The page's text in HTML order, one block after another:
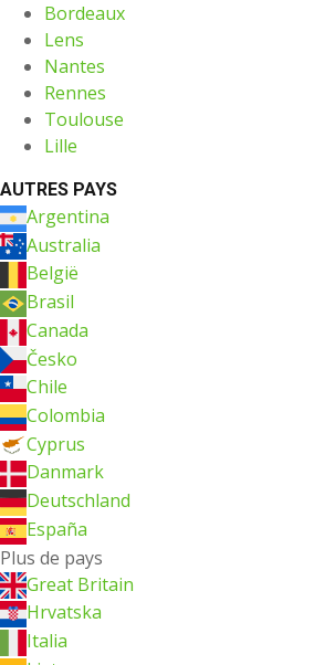
Bordeaux
Lens
Nantes
Rennes
Toulouse
Lille
AUTRES PAYS
Argentina
Australia
België
Brasil
Canada
Česko
Chile
Colombia
Cyprus
Danmark
Deutschland
España
Plus de pays
Great Britain
Hrvatska
Italia